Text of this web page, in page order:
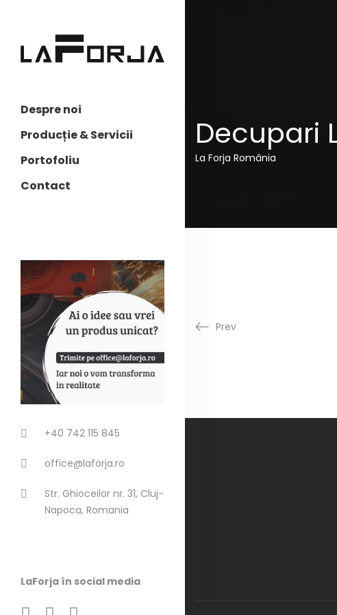
Despre noi
Producție & Servicii
Portofoliu
Contact
+40 742 115 845
office@laforja.ro
Str. Ghioceilor nr. 31, Cluj-
Napoca, Romania
LaForja în social media
Decupari
La Forja România
Prev